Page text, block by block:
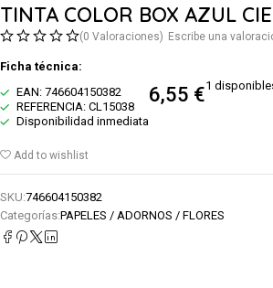
TINTA COLOR BOX AZUL
(0 Valoraciones) Escribe una
Ficha técnica:
EAN: 746604150382
REFERENCIA: CL15038
Disponibilidad inmediata
6,55 €1
Add to wishlist
SKU:746604150382
Categorías:PAPELES / ADORNOS / FLORES